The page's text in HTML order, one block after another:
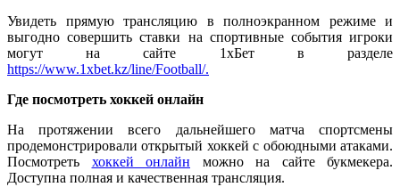
Увидеть прямую трансляцию в полноэкранном режиме и
выгодно совершить ставки на спортивные события игроки
могут на сайте 1хБет в разделе
https://www.1xbet.kz/line/Football/.
Где посмотреть хоккей онлайн
На протяжении всего дальнейшего матча спортсмены
продемонстрировали открытый хоккей с обоюдными атаками.
Посмотреть хоккей онлайн можно на сайте букмекера.
Доступна полная и качественная трансляция.